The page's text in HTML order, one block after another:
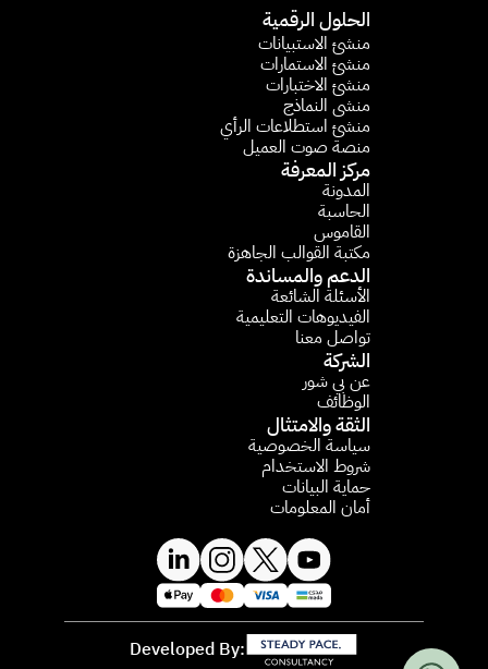
الثقة والامتثال
سياسة الخصوصية
شروط الاستخدام
حماية البيانات
أمان المعلومات
الشركة
عن بي شور
الوظائف
الدعم والمساندة
الأسئلة الشائعة​
الفيديوهات التعليمية
تواصل معنا
مركز المعرفة
المدونة
الحاسبة
القاموس
مكتبة القوالب الجاهزة
الحلول الرقمية
منشئ الاستبيانات​
منشئ الاستمارات​
منشئ الاختبارات
منشى النماذج
منشئ استطلاعات الرأي​
منصة صوت العميل
Developed By: